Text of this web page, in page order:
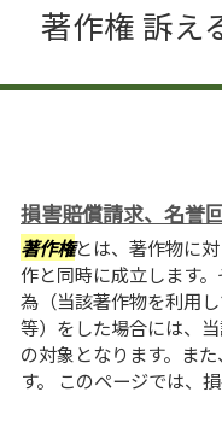
著作権 訴え
損害賠償請求、名誉
著作権とは、著作物に
作と同時に成立します。
為（当該著作物を利用
等）をした場合には、
の対象となります。ま
す。 このページでは、